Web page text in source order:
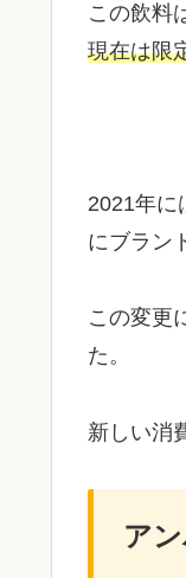
この飲料
現在は限
2021年に
にブラン
この変更
た。
新しい消
ア